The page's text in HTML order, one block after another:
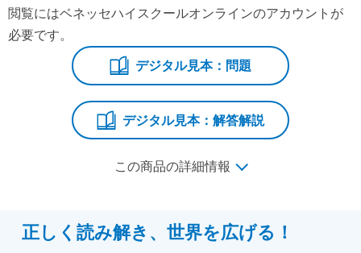
閲覧にはベネッセハイスクールオンラインのアカウントが
必要です。
デジタル見本：問題
デジタル見本：解答解説
この商品の詳細情報
正しく読み解き、世界を広げる！